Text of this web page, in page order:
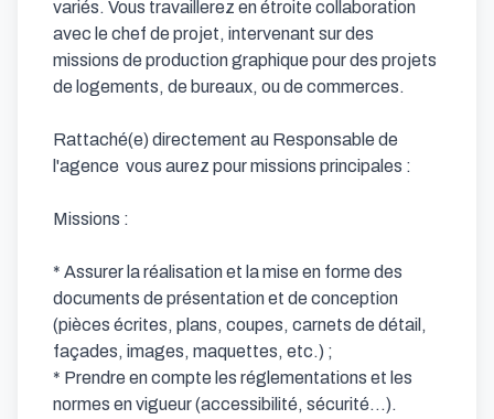
variés. Vous travaillerez en étroite collaboration
avec le chef de projet, intervenant sur des
missions de production graphique pour des projets
de logements, de bureaux, ou de commerces.
Rattaché(e) directement au Responsable de
l'agence  vous aurez pour missions principales :
Missions :
* Assurer la réalisation et la mise en forme des
documents de présentation et de conception
(pièces écrites, plans, coupes, carnets de détail,
façades, images, maquettes, etc.) ;
* Prendre en compte les réglementations et les
normes en vigueur (accessibilité, sécurité...).